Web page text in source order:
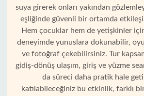
suya girerek onları yakından
eşliğinde güvenli bir ortamda
Hem çocuklar hem de yetişkinler
deneyimde yunuslara dokunabilir,
ve fotoğraf çekebilirsiniz. Tur
gidiş-dönüş ulaşım, giriş ve yüzme
da süreci daha pratik hale
katılabileceğiniz bu etkinlik, farklı